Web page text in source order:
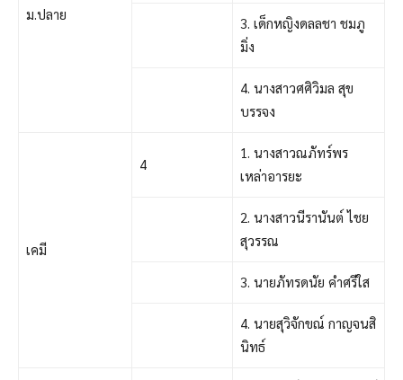
ม.ปลาย
3. เด็กหญิงดลลชา ชมภู
มิ่ง
4. นางสาวศศิวิมล สุข
บรรจง
เคมี
4
1. นางสาวณภัทร์พร
เหล่าอารยะ
2. นางสาวนีรานันต์ ไชย
สุวรรณ
3. นายภัทรดนัย คำศรีใส
4. นายสุวิจักขณ์ กาญจนสิ
นิทธ์